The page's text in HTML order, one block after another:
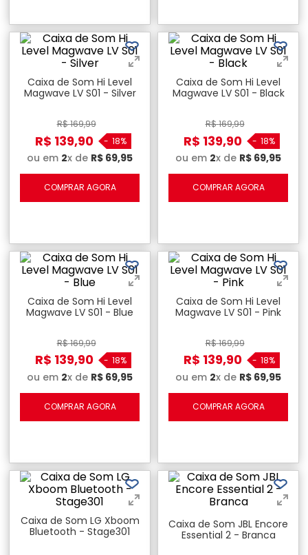
Caixa de Som Hi Level
Magwave LV S01 - Silver
R$169,99
R$ 139,90 - 18%
ou em 2x de R$ 69,95
COMPRAR AGORA
Caixa de Som Hi Level
Magwave LV S01 - Black
R$169,99
R$ 139,90 - 18%
ou em 2x de R$ 69,95
COMPRAR AGORA
Caixa de Som Hi Level
Magwave LV S01 - Blue
R$169,99
R$ 139,90 - 18%
ou em 2x de R$ 69,95
COMPRAR AGORA
Caixa de Som Hi Level
Magwave LV S01 - Pink
R$169,99
R$ 139,90 - 18%
ou em 2x de R$ 69,95
COMPRAR AGORA
Caixa de Som LG Xboom
Bluetooth - Stage301
Caixa de Som JBL Encore
Essential 2 - Branca